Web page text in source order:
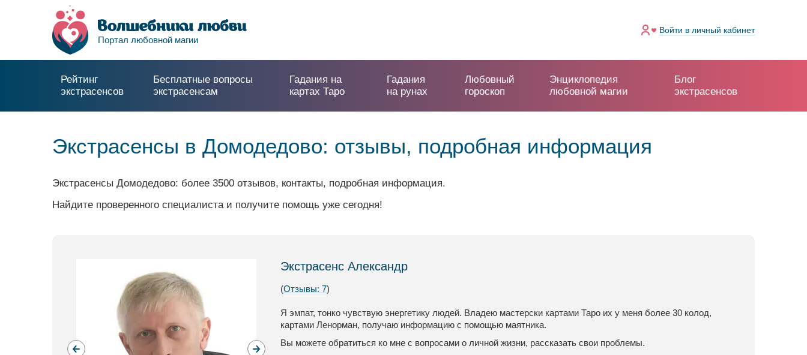
Портал любовной магии
Войти в личный кабинет
Рейтинг
экстрасенсов
Бесплатные вопросы
экстрасенсам
Гадания на
картах Таро
Гадания
на рунах
Любовный
гороскоп
Энциклопедия
любовной магии
Блог
экстрасенсов
Экстрасенсы в Домодедово: отзывы, подробная информация
Экстрасенсы Домодедово: более 3500 отзывов, контакты, подробная информация.
Найдите проверенного специалиста и получите помощь уже сегодня!
Экстрасенс Александр
(Отзывы: 7)
Я эмпат, тонко чувствую энергетику людей. Владею мастерски картами Таро их у меня более 30 колод,
картами Ленорман, получаю информацию с помощью маятника.
Вы можете обратиться ко мне с вопросами о личной жизни, рассказать свои проблемы.